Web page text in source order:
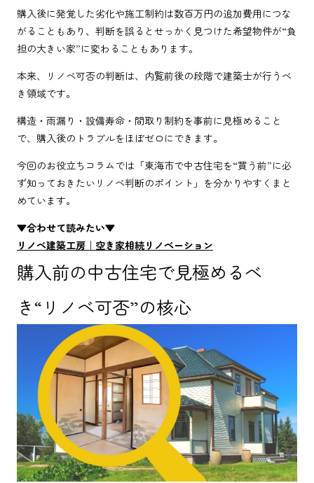
購入後に発覚した劣化や施工制約は数百万円の追加費用につな
がることもあり、判断を誤るとせっかく見つけた希望物件が“負
担の大きい家”に変わることもあります。
本来、リノベ可否の判断は、内覧前後の段階で建築士が行うべ
き領域です。
構造・雨漏り・設備寿命・間取り制約を事前に見極めること
で、購入後のトラブルをほぼゼロにできます。
今回のお役立ちコラムでは「東海市で中古住宅を“買う前”に必
ず知っておきたいリノベ判断のポイント」を分かりやすくまと
めています。
▼合わせて読みたい▼
リノベ建築工房｜空き家相続リノベーション
購入前の中古住宅で見極めるべ
き“リノベ可否”の核心